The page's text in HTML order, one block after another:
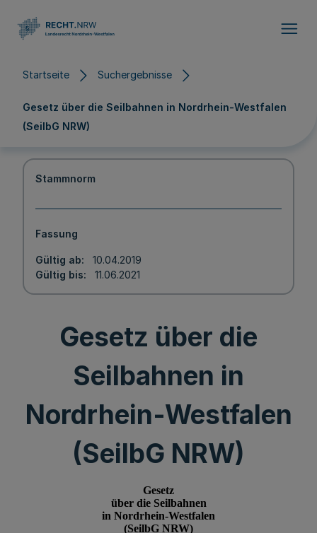
Startseite Suchergebnisse
Gesetz über die Seilbahnen in Nordrhein-Westfalen
(SeilbG NRW)
Stammnorm
Fassung
Gültig ab
10.04.2019
Gültig bis
11.06.2021
Gesetz über die
Seilbahnen in
Nordrhein-Westfalen
(SeilbG NRW)